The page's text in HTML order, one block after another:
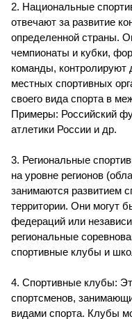
2. Национальные
отвечают за развитие
определенной страны.
чемпионаты и кубки,
команды, контролируют
местных спортивных
своего вида спорта в
Примеры: Российский
атлетики России и др.
3. Региональные
на уровне регионов
занимаются развитием
территории. Они могут
федераций или
региональные
спортивные клубы и
4. Спортивные клубы:
спортсменов,
видами спорта. Клубы